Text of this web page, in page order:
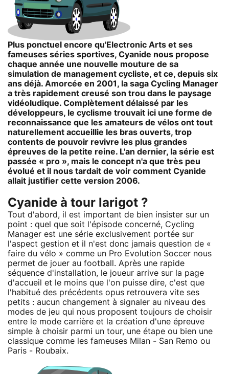
Plus ponctuel encore qu'Electronic Arts et ses
fameuses séries sportives, Cyanide nous propose
chaque année une nouvelle mouture de sa
simulation de management cycliste, et ce, depuis six
ans déjà. Amorcée en 2001, la saga Cycling Manager
a très rapidement creusé son trou dans le paysage
vidéoludique. Complètement délaissé par les
développeurs, le cyclisme trouvait ici une forme de
reconnaissance que les amateurs de vélos ont tout
naturellement accueillie les bras ouverts, trop
contents de pouvoir revivre les plus grandes
épreuves de la petite reine. L'an dernier, la série est
passée « pro », mais le concept n'a que très peu
évolué et il nous tardait de voir comment Cyanide
allait justifier cette version 2006.
Cyanide à tour larigot ?
Tout d'abord, il est important de bien insister sur un
point : quel que soit l'épisode concerné, Cycling
Manager est une série exclusivement portée sur
l'aspect gestion et il n'est donc jamais question de «
faire du vélo » comme un Pro Evolution Soccer nous
permet de jouer au football. Après une rapide
séquence d'installation, le joueur arrive sur la page
d'accueil et le moins que l'on puisse dire, c'est que
l'habitué des précédents opus retrouvera vite ses
petits : aucun changement à signaler au niveau des
modes de jeu qui nous proposent toujours de choisir
entre le mode carrière et la création d'une épreuve
simple à choisir parmi un tour, une étape ou bien une
classique comme les fameuses Milan - San Remo ou
Paris - Roubaix.